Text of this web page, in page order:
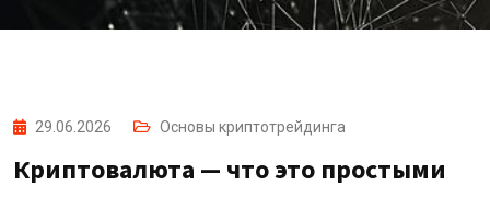
29.06.2026 Основы криптотрейдинга
Криптовалюта — что это простыми